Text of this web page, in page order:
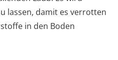
lassen, damit es verrotten
in den Boden